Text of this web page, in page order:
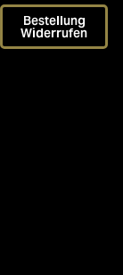
Bestellung
Widerrufen